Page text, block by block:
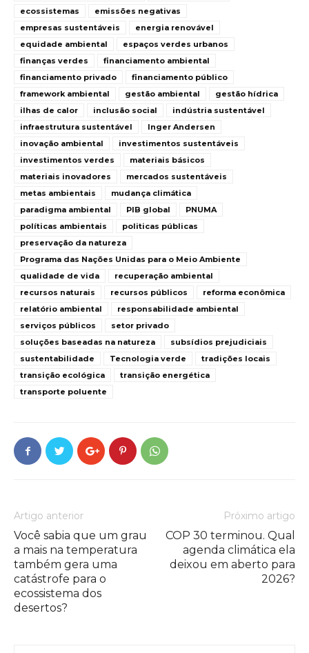
ecossistemas
emissões negativas
empresas sustentáveis
energia renovável
equidade ambiental
espaços verdes urbanos
finanças verdes
financiamento ambiental
financiamento privado
financiamento público
framework ambiental
gestão ambiental
gestão hídrica
ilhas de calor
inclusão social
indústria sustentável
infraestrutura sustentável
Inger Andersen
inovação ambiental
investimentos sustentáveis
investimentos verdes
materiais básicos
materiais inovadores
mercados sustentáveis
metas ambientais
mudança climática
paradigma ambiental
PIB global
PNUMA
políticas ambientais
politicas públicas
preservação da natureza
Programa das Nações Unidas para o Meio Ambiente
qualidade de vida
recuperação ambiental
recursos naturais
recursos públicos
reforma econômica
relatório ambiental
responsabilidade ambiental
serviços públicos
setor privado
soluções baseadas na natureza
subsídios prejudiciais
sustentabilidade
Tecnologia verde
tradições locais
transição ecológica
transição energética
transporte poluente
Artigo anterior
Você sabia que um grau
a mais na temperatura
também gera uma
catástrofe para o
ecossistema dos
desertos?
Próximo artigo
COP 30 terminou. Qual
agenda climática ela
deixou em aberto para
2026?